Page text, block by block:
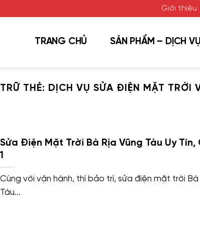
Giới thiệu
TRANG CHỦ SẢN PHẨM – DỊCH VỤ
THẺ: DỊCH VỤ SỬA ĐIỆN MẶT TRỜI
Sửa Điện Mặt Trời Bà Rịa Vũng Tàu Uy Tín,
1
Cùng với vận hành, thì bảo trì, sửa điện mặt trời Bà
Tàu...